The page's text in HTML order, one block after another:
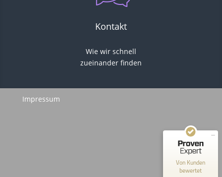
Kontakt
Wie wirschnell
zueinander finden
Impressum
Von Kunden
bewertet
Bewertungen auf ProvenExpert.com